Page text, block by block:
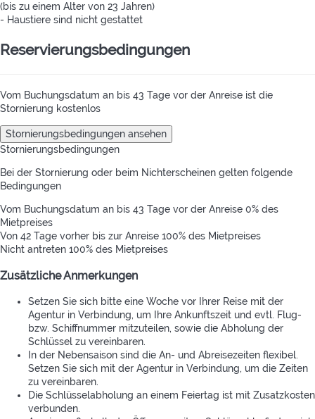
(bis zu einem Alter von 23 Jahren)
- Haustiere sind nicht gestattet
Reservierungsbedingungen
Vom Buchungsdatum an bis 43 Tage vor der Anreise ist die
Stornierung kostenlos
Stornierungsbedingungen ansehen
Stornierungsbedingungen
Bei der Stornierung oder beim Nichterscheinen gelten folgende
Bedingungen
Vom Buchungsdatum an bis 43 Tage vor der Anreise 0% des
Mietpreises
Von 42 Tage vorher bis zur Anreise 100% des Mietpreises
Nicht antreten 100% des Mietpreises
Zusätzliche Anmerkungen
Setzen Sie sich bitte eine Woche vor Ihrer Reise mit der
Agentur in Verbindung, um Ihre Ankunftszeit und evtl. Flug-
bzw. Schiffnummer mitzuteilen, sowie die Abholung der
Schlüssel zu vereinbaren.
In der Nebensaison sind die An- und Abreisezeiten flexibel.
Setzen Sie sich mit der Agentur in Verbindung, um die Zeiten
zu vereinbaren.
Die Schlüsselabholung an einem Feiertag ist mit Zusatzkosten
verbunden.